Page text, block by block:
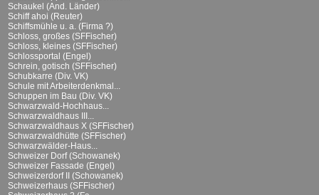
Schaukel (And. Länder)
Schiff ahoi (Reuter)
Schiffsmühle u. a. (Firma ?)
Schloss, großes (SFFischer)
Schloss, kleines (SFFischer)
Schlossportal (Engel)
Schrein, gotisch (SFFischer)
Schubkarre (Div. VK)
Schule mit Arbeiterdenkmal...
Schuppen im Bau (Div. VK)
Schwarzwald-Hochhaus...
Schwarzwaldhaus III...
Schwarzwaldhaus X (SFFischer)
Schwarzwaldhütte (SFFischer)
Schwarzwälder-Haus...
Schweizer Dorf (Schowanek)
Schweizer Fassade (Engel)
Schweizerdorf II (Schowanek)
Schweizerhaus (SFFischer)